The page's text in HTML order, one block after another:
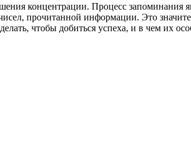
концентрации. Процесс запоминания
прочитанной информации. Это
чтобы добиться успеха, и в чем их